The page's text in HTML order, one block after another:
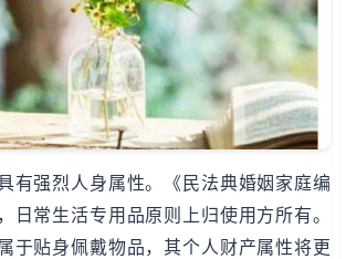
有强烈人身属性。《民法典婚姻家庭编
日常生活专用品原则上归使用方所有。
于贴身佩戴物品，其个人财产属性将更